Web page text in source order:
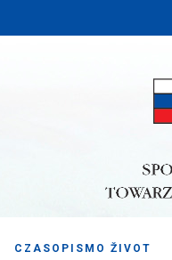
CZASOPISMO ŽIVOT